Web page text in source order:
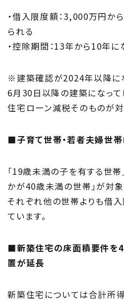
・借入限度額：3,000万円か
られる
・控除期間：13年から10年に
※建築確認が2024年以降に
6月30日以降の建築になって
住宅ローン減税そのものが対
■子育て世帯・若者夫婦世
「19歳未満の子を有する世帯
かが40歳未満の世帯」が対象
それぞれ他の世帯よりも借
ています。
■新築住宅の床面積要件を
置が延長
新築住宅については合計所